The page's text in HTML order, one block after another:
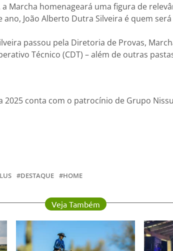
Marcha homenageará uma figura de
ano, João Alberto Dutra Silveira é quem
passou pela Diretoria de Provas,
Técnico (CDT) – além de outras
2025 conta com o patrocínio de Grupo
DESTAQUE HOME
Veja Também